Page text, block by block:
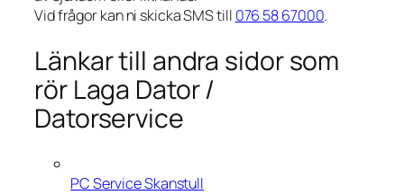
Vid frågor kan ni skicka SMS till 076 58 67000.
Länkar till andra sidor som
rör Laga Dator /
Datorservice
PC Service Skanstull